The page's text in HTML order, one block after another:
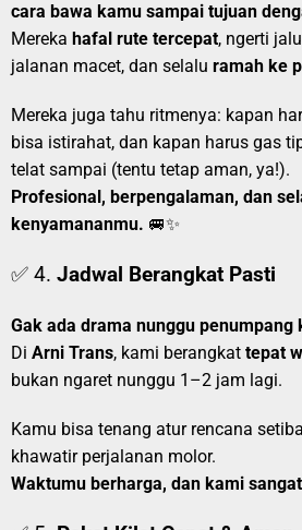
cara bawa kamu sampai tujuan
Mereka hafal rute tercepat, ngerti
jalanan macet, dan selalu ramah ke
Mereka juga tahu ritmenya: kapan
bisa istirahat, dan kapan harus gas
telat sampai (tentu tetap aman, ya!).
Profesional, berpengalaman, dan
kenyamananmu. 🚐✨
✅ 4. Jadwal Berangkat Pasti
Gak ada drama nunggu penumpang
Di Arni Trans, kami berangkat tepat
bukan ngaret nunggu 1–2 jam lagi.
Kamu bisa tenang atur rencana
khawatir perjalanan molor.
Waktumu berharga, dan kami